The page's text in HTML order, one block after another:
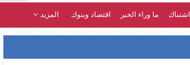
اشتباك ما وراء الخبر اقتصاد وبنوك المزيد